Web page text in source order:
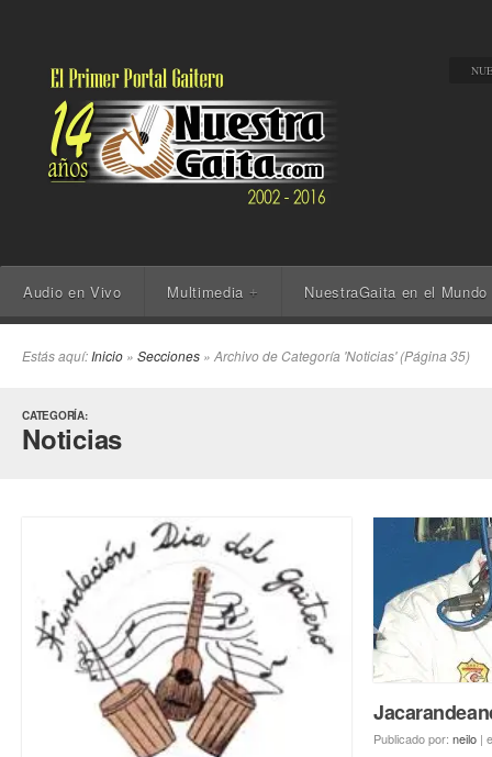
Audio en Vivo Multimedia + NuestraGaita en el Mundo
Estás aquí: Inicio » Secciones » Archivo de Categoría 'Noticias' (Página 35)
CATEGORÍA:
Noticias
Publicado por: neilo |